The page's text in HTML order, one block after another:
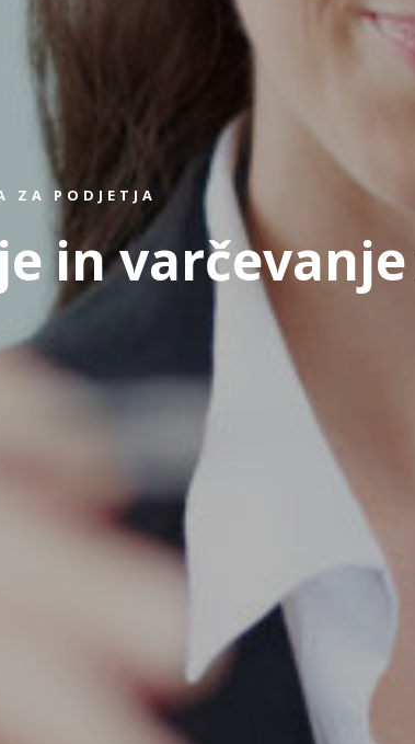
ZA PODJETJA
in varčevanje